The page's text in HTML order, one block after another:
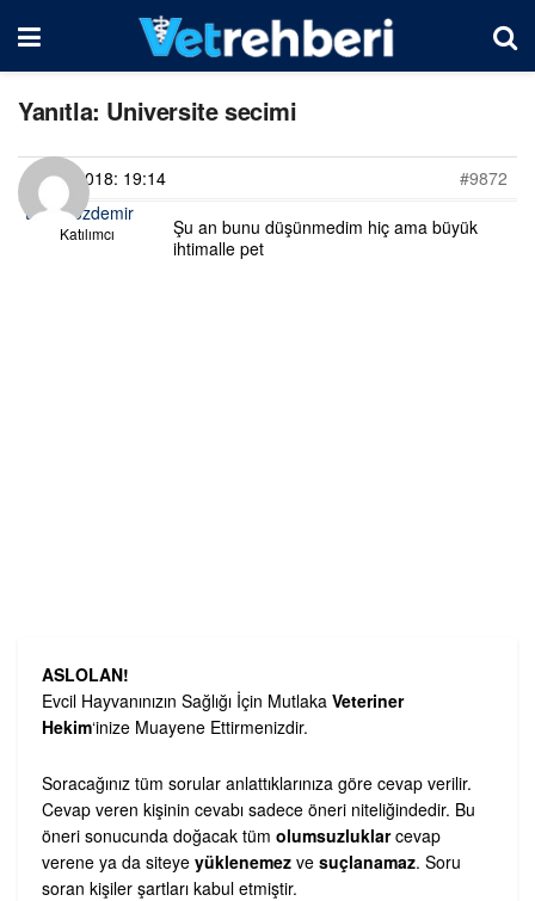
Yanıtla: Universite secimi
07/01/2018: 19:14
#9872
tugba ozdemir
Katılımcı
Şu an bunu düşünmedim hiç ama büyük
ihtimalle pet
ASLOLAN!
Evcil Hayvanınızın Sağlığı İçin Mutlaka Veteriner
Hekim‘inize Muayene Ettirmenizdir.
Soracağınız tüm sorular anlattıklarınıza göre cevap verilir.
Cevap veren kişinin cevabı sadece öneri niteliğindedir. Bu
öneri sonucunda doğacak tüm olumsuzluklarcevap
verene ya da siteye yüklenemez ve suçlanamaz. Soru
soran kişiler şartları kabul etmiştir.